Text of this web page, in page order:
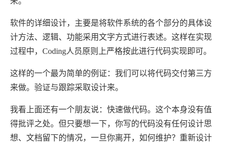
软件的详细设计，主要是将软件系统的各个部分的具体设
计方法、逻辑、功能采用文字方式进行表述。这样在实现
过程中，Coding人员原则上严格按此进行代码实现即可。
这样的一个最为简单的例证：我们可以将代码交付第三方
来做。验证与跟踪采取设计来。
我看上面还有一个朋友说：快速做代码。这个本身没有值
得批评之处。但只要想一下，你写的代码没有任何设计思
想、文档留下的情况，一旦你离开，如何维护？重新设计